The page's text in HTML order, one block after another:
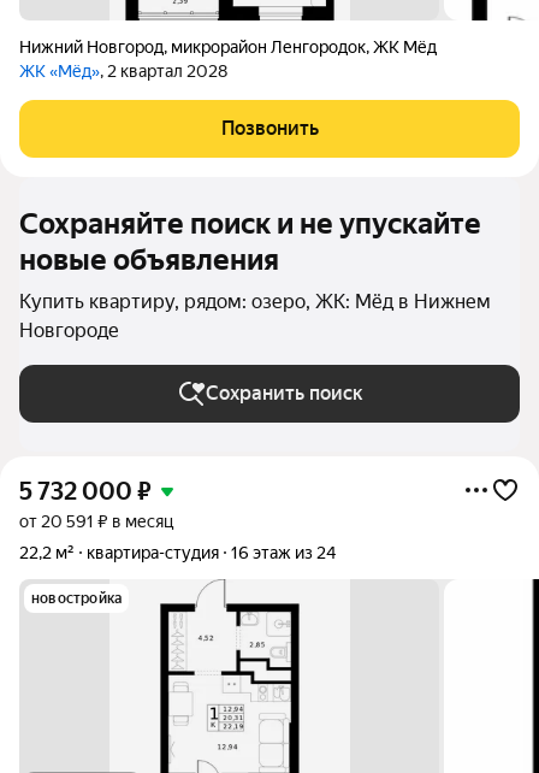
Нижний Новгород, микрорайон Ленгородок,ЖК Мёд
ЖК «Мёд», 2 квартал 2028
Позвонить
Сохраняйте поиск и не упускайте
новые объявления
Купить квартиру, рядом: озеро, ЖК: Мёд в Нижнем
Новгороде
Сохранить поиск
5 732 000 ₽
от 20 591 ₽ в месяц
22,2 м²
квартира-студия 16 этаж из 24
новостройка